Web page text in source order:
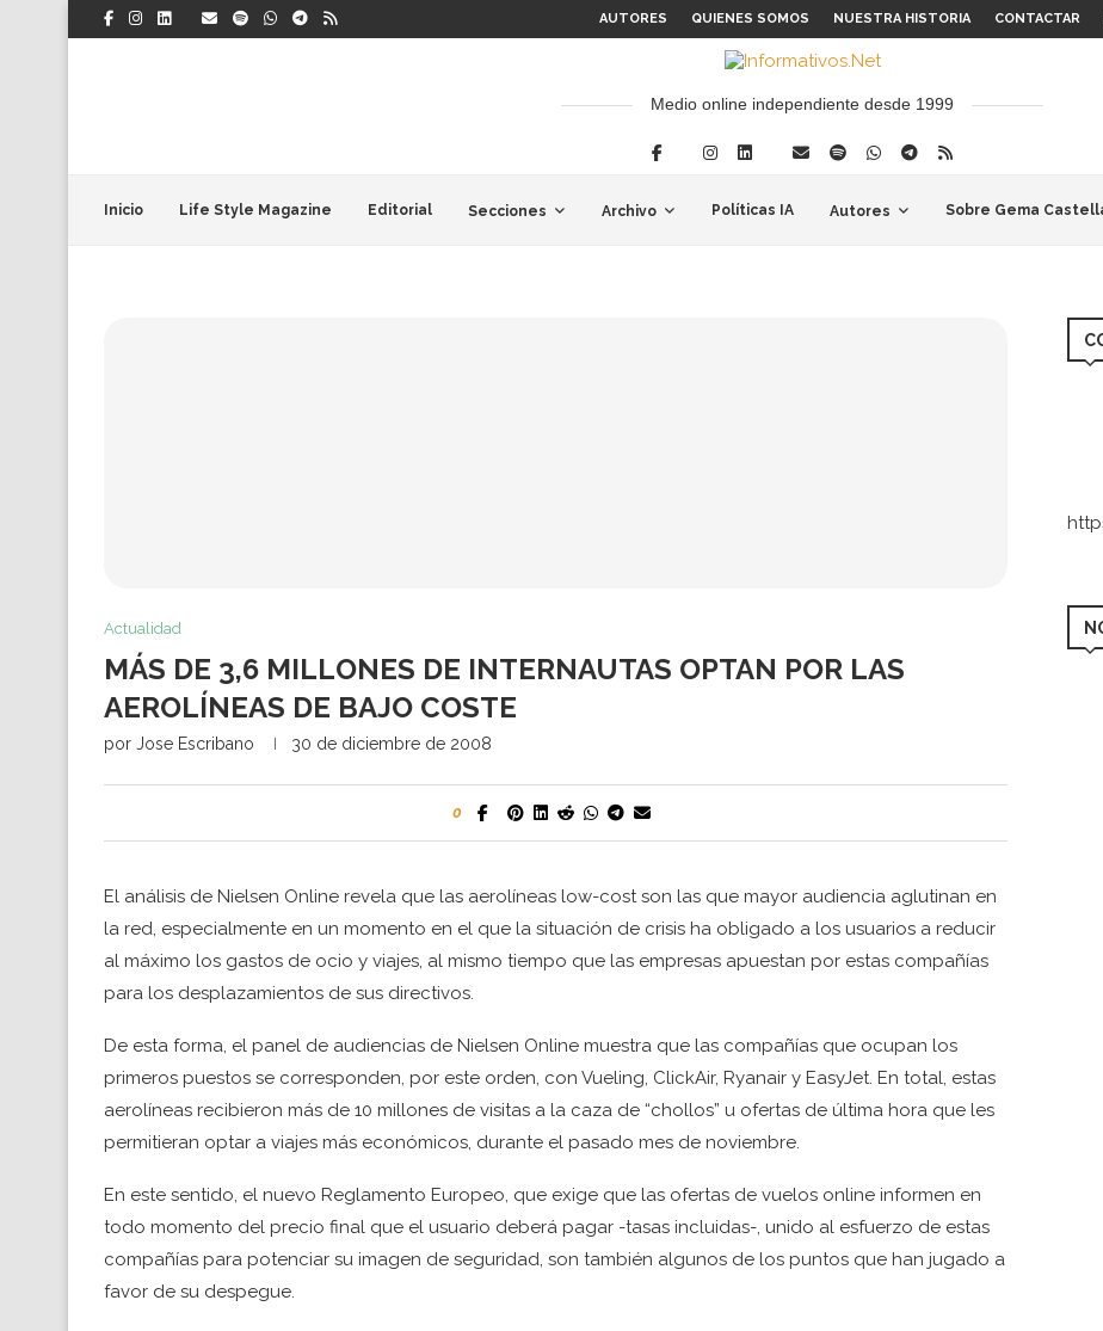
AUTORES QUIENES SOMOS NUESTRA HISTORIA CONTACTAR
Medio online independiente desde 1999
Inicio Life Style Magazine Editorial Secciones Archivo Políticas IA Autores Sobre Gema
Actualidad
MÁS DE 3,6 MILLONES DE INTERNAUTAS OPTAN POR LAS
AEROLÍNEAS DE BAJO COSTE
por Jose Escribano 30 de diciembre de 2008
0
El análisis de Nielsen Online revela que las aerolíneas low-cost son las que mayor audiencia aglutinan en
la red, especialmente en un momento en el que la situación de crisis ha obligado a los usuarios a reducir
al máximo los gastos de ocio y viajes, al mismo tiempo que las empresas apuestan por estas compañías
para los desplazamientos de sus directivos.
De esta forma, el panel de audiencias de Nielsen Online muestra que las compañías que ocupan los
primeros puestos se corresponden, por este orden, con Vueling, ClickAir, Ryanair y EasyJet. En total, estas
aerolíneas recibieron más de 10 millones de visitas a la caza de “chollos” u ofertas de última hora que les
permitieran optar a viajes más económicos, durante el pasado mes de noviembre.
En este sentido, el nuevo Reglamento Europeo, que exige que las ofertas de vuelos online informen en
todo momento del precio final que el usuario deberá pagar -tasas incluidas-, unido al esfuerzo de estas
compañías para potenciar su imagen de seguridad, son también algunos de los puntos que han jugado a
favor de su despegue.